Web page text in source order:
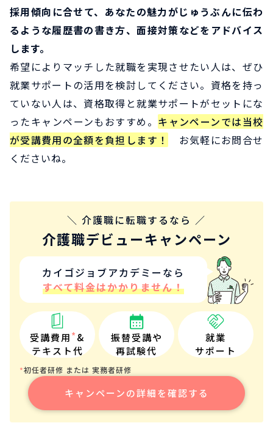
採用傾向に合せて、あなたの魅力がじゅうぶんに伝わ
るような履歴書の書き方、面接対策などをアドバイス
します。
希望によりマッチした就職を実現させたい人は、ぜひ
就業サポートの活用を検討してください。資格を持っ
ていない人は、資格取得と就業サポートがセットにな
ったキャンペーンもおすすめ。 キャンペーンでは当校
が受講費用の全額を負担します！
お気軽にお問合せ
くださいね。
＼ 介護職に転職するなら ／
介護職デビューキャンペーン
カイゴジョブアカデミーなら
すべて料金はかかりません！
受講費用*&
テキスト代
振替受講や
再試験代
就業
サポート
*初任者研修 または 実務者研修
キャンペーンの詳細を確認する